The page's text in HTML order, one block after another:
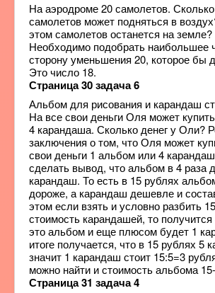
На аэродроме 20 самолетов. Сколько
самолетов может подняться в
этом самолетов останется на
Необходимо подобрать наибольшее
сторону уменьшения 20, которое бы
Это число 18.
Страница 30 задача 6
Альбом для рисования и карандаш
На все свои деньги Оля может
4 карандаша. Сколько денег у Оли?
заключения о том, что Оля может
свои деньги 1 альбом или 4
сделать вывод, что альбом в 4 раза
карандаш. То есть в 15 рублях
дороже, а карандаш дешевле и
этом если взять и условно разбить
стоимость карандашей, то
это альбом и еще плюсом будет 1
итоге получается, что в 15 рублях 5
значит 1 карандаш стоит 15:5=3
можно найти и стоимость альбома
Страница 31 задача 4